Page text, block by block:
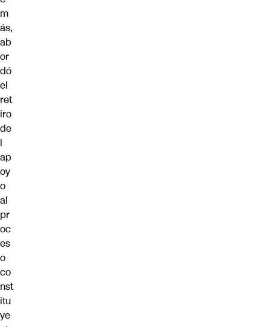
m
ás,
ab
or
dó
el
ret
iro
de
l
ap
oy
o
al
pr
oc
es
o
co
nst
itu
ye